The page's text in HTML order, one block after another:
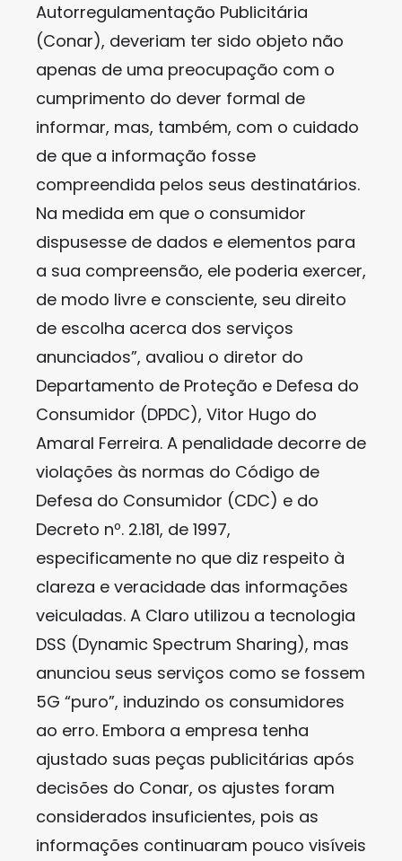
Autorregulamentação Publicitária
(Conar), deveriam ter sido objeto não
apenas de uma preocupação com o
cumprimento do dever formal de
informar, mas, também, com o cuidado
de que a informação fosse
compreendida pelos seus destinatários.
Na medida em que o consumidor
dispusesse de dados e elementos para
a sua compreensão, ele poderia exercer,
de modo livre e consciente, seu direito
de escolha acerca dos serviços
anunciados”, avaliou o diretor do
Departamento de Proteção e Defesa do
Consumidor (DPDC), Vitor Hugo do
Amaral Ferreira. A penalidade decorre de
violações às normas do Código de
Defesa do Consumidor (CDC) e do
Decreto nº. 2.181, de 1997,
especificamente no que diz respeito à
clareza e veracidade das informações
veiculadas. A Claro utilizou a tecnologia
DSS (Dynamic Spectrum Sharing), mas
anunciou seus serviços como se fossem
5G “puro”, induzindo os consumidores
ao erro. Embora a empresa tenha
ajustado suas peças publicitárias após
decisões do Conar, os ajustes foram
considerados insuficientes, pois as
informações continuaram pouco visíveis